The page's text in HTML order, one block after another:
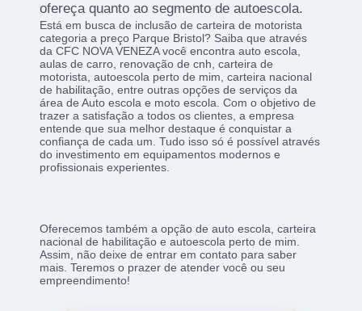
ofereça quanto ao segmento de autoescola.
Está em busca de inclusão de carteira de motorista
categoria a preço Parque Bristol? Saiba que através
da CFC NOVA VENEZA você encontra auto escola,
aulas de carro, renovação de cnh, carteira de
motorista, autoescola perto de mim, carteira nacional
de habilitação, entre outras opções de serviços da
área de Auto escola e moto escola. Com o objetivo de
trazer a satisfação a todos os clientes, a empresa
entende que sua melhor destaque é conquistar a
confiança de cada um. Tudo isso só é possível através
do investimento em equipamentos modernos e
profissionais experientes.
Oferecemos também a opção de auto escola, carteira
nacional de habilitação e autoescola perto de mim.
Assim, não deixe de entrar em contato para saber
mais. Teremos o prazer de atender você ou seu
empreendimento!